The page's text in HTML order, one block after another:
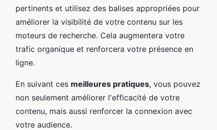
pertinents et utilisez des balises appropriées pour
améliorer la visibilité de votre contenu sur les
moteurs de recherche. Cela augmentera votre
trafic organique et renforcera votre présence en
ligne.
En suivant ces meilleures pratiques, vous pouvez
non seulement améliorer l'efficacité de votre
contenu, mais aussi renforcer la connexion avec
votre audience.